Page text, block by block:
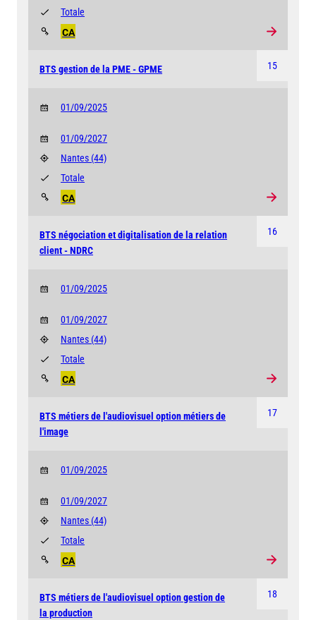
CA
Totale
15
BTS gestion de la PME - GPME
01/09/2025
01/09/2027
Nantes (44)
CA
Totale
16
BTS négociation et digitalisation de la relation
client - NDRC
01/09/2025
01/09/2027
Nantes (44)
CA
Totale
17
BTS métiers de l'audiovisuel option métiers de
l'image
01/09/2025
01/09/2027
Nantes (44)
CA
Totale
18
BTS métiers de l'audiovisuel option gestion de
la production